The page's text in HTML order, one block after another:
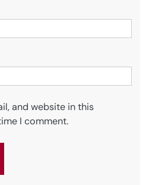
and website in this
I comment.